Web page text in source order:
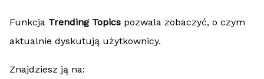
Funkcja Trending Topics pozwala zobaczyć, o czym
aktualnie dyskutują użytkownicy.
Znajdziesz ją na: